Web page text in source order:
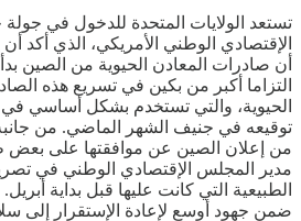
تستعد الولايات المتحدة للدخول في جولة
الإقتصادي الوطني الأمريكي، الذي
أن صادرات المعادن الحيوية من الصين
التزاما أكبر من بكين في تسريع هذه
الحيوية، والتي تستخدم بشكل أساسي في
توقيعه في جنيف الشهر الماضي. من
من إعلان الصين عن موافقتها على بعض
مدير المجلس الإقتصادي الوطني في
الطبيعية التي كانت عليها قبل بداية
ضمن جهود أوسع لإعادة الإستقرار إلى